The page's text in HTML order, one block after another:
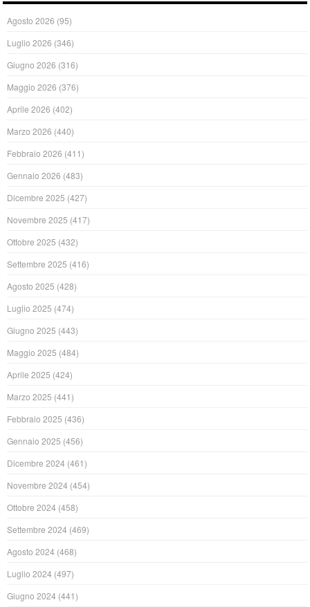
Agosto 2026 (95)
Luglio 2026 (346)
Giugno 2026 (316)
Maggio 2026 (376)
Aprile 2026 (402)
Marzo 2026 (440)
Febbraio 2026 (411)
Gennaio 2026 (483)
Dicembre 2025 (427)
Novembre 2025 (417)
Ottobre 2025 (432)
Settembre 2025 (416)
Agosto 2025 (428)
Luglio 2025 (474)
Giugno 2025 (443)
Maggio 2025 (484)
Aprile 2025 (424)
Marzo 2025 (441)
Febbraio 2025 (436)
Gennaio 2025 (456)
Dicembre 2024 (461)
Novembre 2024 (454)
Ottobre 2024 (458)
Settembre 2024 (469)
Agosto 2024 (468)
Luglio 2024 (497)
Giugno 2024 (441)